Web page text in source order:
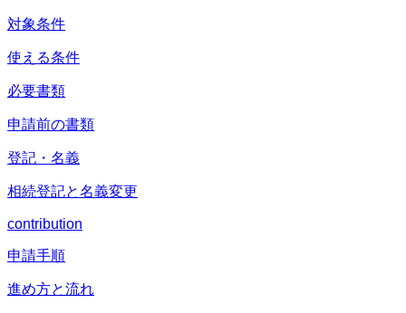
対象条件
使える条件
必要書類
申請前の書類
登記・名義
相続登記と名義変更
contribution
申請手順
進め方と流れ